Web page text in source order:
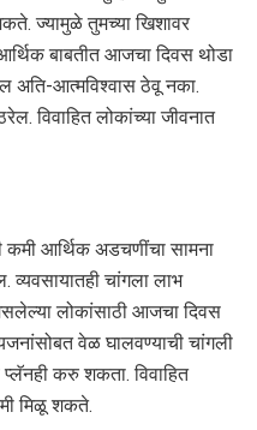
ज्यामुळे तुमच्या खिशावर
बाबतीत आजचा दिवस थोडा
अति-आत्मविश्वास ठेवू नका.
विवाहित लोकांच्या जीवनात
कमी आर्थिक अडचणींचा सामना
व्यवसायातही चांगला लाभ
लोकांसाठी आजचा दिवस
वेळ घालवण्याची चांगली
करु शकता. विवाहित
मिळू शकते.